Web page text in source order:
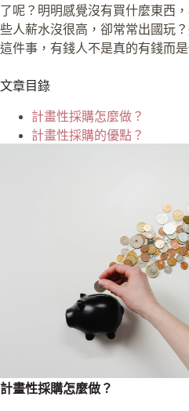
了呢？明明感覺沒有買什麼東西
些人薪水沒很高，卻常常出國玩
這件事，有錢人不是真的有錢而是
文章目錄
計畫性採購怎麼做？
計畫性採購的優點？
計畫性採購怎麼做？